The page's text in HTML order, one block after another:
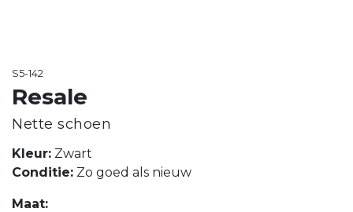
S5-142
Resale
Nette schoen
Kleur: Zwart
Conditie: Zo goed als nieuw
Maat: